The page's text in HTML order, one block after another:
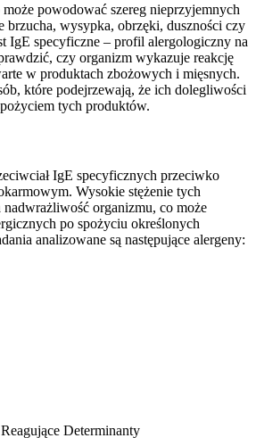
powodować szereg nieprzyjemnych
brzucha, wysypka, obrzęki, duszności czy
IgE specyficzne – profil alergologiczny na
czy organizm wykazuje reakcję
w produktach zbożowych i mięsnych.
które podejrzewają, że ich dolegliwości
tych produktów.
IgE specyficznych przeciwko
Wysokie stężenie tych
nadwrażliwość organizmu, co może
po spożyciu określonych
analizowane są następujące alergeny:
Determinanty